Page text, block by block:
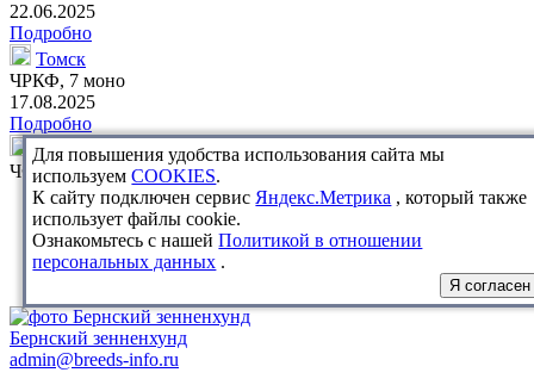
22.06.2025
Подробно
Томск
ЧРКФ, 7 моно
17.08.2025
Подробно
Томск
ЧФ, САС VI гр.,5 моно
Бернский зенненхунд
admin@breeds-info.ru
Для повышения удобства использования сайта мы
используемCOOKIES.
К сайту подключен сервис Яндекс.Метрика , который также
использует файлы cookie.
Ознакомьтесь с нашейПолитикой в отношении
персональных данных .
Я согласен